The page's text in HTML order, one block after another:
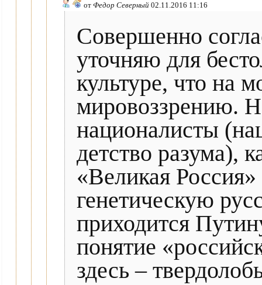
от Федор Северный 02.11.2016 11:16
Совершенно
уточняю для
культуре, что на
мировоззрению.
националисты
детство разума),
«Великая
генетическую
приходится
понятие
здесь –